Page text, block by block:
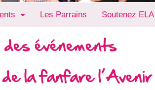
Les Parrains Soutenez ELA
événements
la fanfare l’Avenir